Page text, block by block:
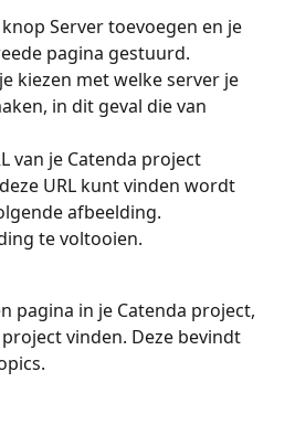
Server toevoegen en je
pagina gestuurd.
kiezen met welke server je
in dit geval die van
van je Catenda project
URL kunt vinden wordt
afbeelding.
te voltooien.
pagina in je Catenda project,
vinden. Deze bevindt